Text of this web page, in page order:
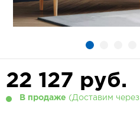
22 127 руб.
В продаже (Доставим